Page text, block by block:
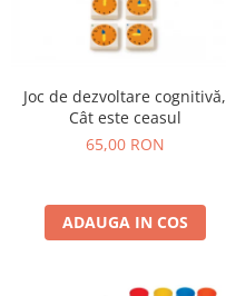
Joc de dezvoltare cognitivă,
Cât este ceasul
65,00 RON
ADAUGA IN COS